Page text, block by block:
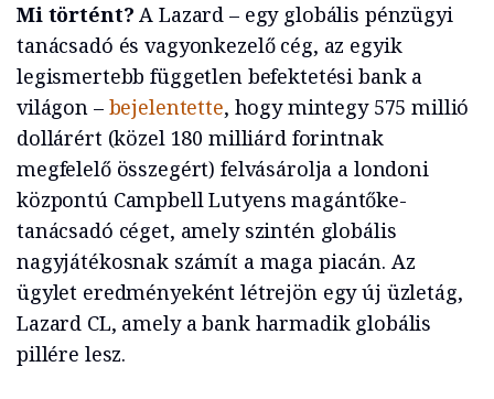
Mi történt? A Lazard – egy globális pénzügyi
tanácsadó és vagyonkezelő cég, az egyik
legismertebb független befektetési bank a
világon – bejelentette, hogy mintegy 575 millió
dollárért (közel 180 milliárd forintnak
megfelelő összegért) felvásárolja a londoni
központú Campbell Lutyens magántőke-
tanácsadó céget, amely szintén globális
nagyjátékosnak számít a maga piacán. Az
ügylet eredményeként létrejön egy új üzletág,
Lazard CL, amely a bank harmadik globális
pillére lesz.